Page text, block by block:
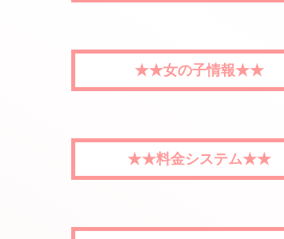
★★女の子情報★★
★★料金システム★★